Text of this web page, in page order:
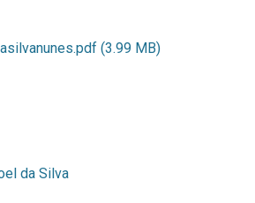
(3.99 MB)
da Silva